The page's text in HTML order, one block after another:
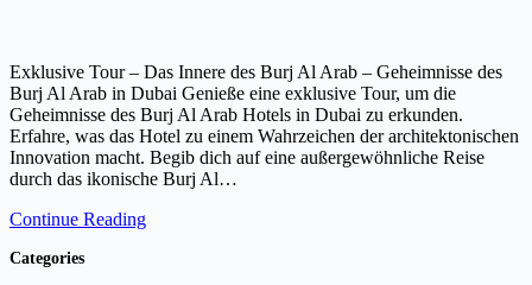
Exklusive Tour – Das Innere des Burj Al Arab – Geheimnisse des
Burj Al Arab in Dubai Genieße eine exklusive Tour, um die
Geheimnisse des Burj Al Arab Hotels in Dubai zu erkunden.
Erfahre, was das Hotel zu einem Wahrzeichen der architektonischen
Innovation macht. Begib dich auf eine außergewöhnliche Reise
durch das ikonische Burj Al…
Continue Reading
Categories